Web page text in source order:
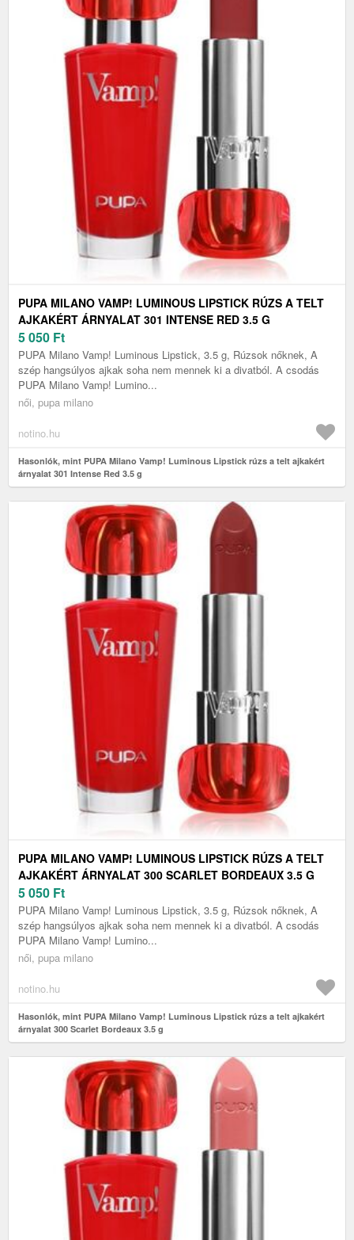
PUPA MILANO VAMP! LUMINOUS LIPSTICK RÚZS A TELT
AJKAKÉRT ÁRNYALAT 301 INTENSE RED 3.5 G
5 050 Ft
PUPA Milano Vamp! Luminous Lipstick, 3.5 g, Rúzsok nőknek, A
szép hangsúlyos ajkak soha nem mennek ki a divatból. A csodás
PUPA Milano Vamp! Lumino...
női, pupa milano
notino.hu
Hasonlók, mint PUPA Milano Vamp! Luminous Lipstick rúzs a telt ajkakért
árnyalat 301 Intense Red 3.5 g
PUPA MILANO VAMP! LUMINOUS LIPSTICK RÚZS A TELT
AJKAKÉRT ÁRNYALAT 300 SCARLET BORDEAUX 3.5 G
5 050 Ft
PUPA Milano Vamp! Luminous Lipstick, 3.5 g, Rúzsok nőknek, A
szép hangsúlyos ajkak soha nem mennek ki a divatból. A csodás
PUPA Milano Vamp! Lumino...
női, pupa milano
notino.hu
Hasonlók, mint PUPA Milano Vamp! Luminous Lipstick rúzs a telt ajkakért
árnyalat 300 Scarlet Bordeaux 3.5 g